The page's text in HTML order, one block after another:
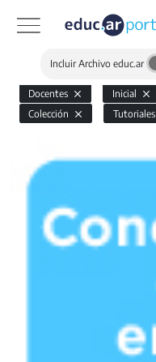
Incluir Archivo educ.ar
Docentes Inicial
Colección
Tutoriales